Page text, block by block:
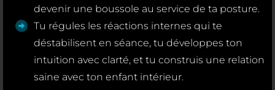
devenir une boussole au service de ta posture.
Tu régules les réactions internes qui te
déstabilisent en séance, tu développes ton
intuition avec clarté, et tu construis une relation
saine avec ton enfant intérieur.